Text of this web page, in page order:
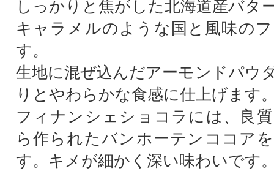
しっかりと焦がした北海道産バタ
キャラメルのような国と風味の
す。
生地に混ぜ込んだアーモンドパウ
りとやわらかな食感に仕上げます
フィナンシェショコラには、良
ら作られたバンホーテンココア
す。キメが細かく深い味わいです